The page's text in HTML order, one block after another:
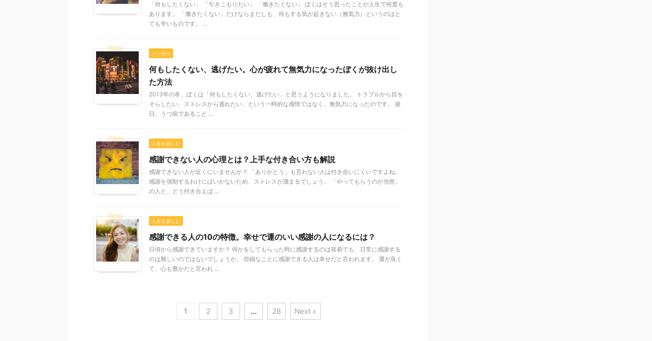
「何もしたくない」 「引きこもりたい」 「働きたくない」 ぼくはそう思ったことが人生で何度も
あります。 「働きたくない」だけならまだしも、何もする気が起きない（無気力）というのはと
ても辛いものです。 ...
メンタル
何もしたくない、逃げたい。心が疲れて無気力になったぼくが抜け出し
た方法
2013年の冬、ぼくは「何もしたくない、逃げたい」と思うようになりました。 トラブルから目を
そらしたい、ストレスから逃れたい、という一時的な感情ではなく、無気力になったのです。 後
日、うつ病であること ...
人生を楽しむ
感謝できない人の心理とは？上手な付き合い方も解説
感謝できない人が近くにいませんか？ 「ありがとう」も言わない人は付き合いにくいですよね。
感謝を強制するわけにはいかないため、ストレスが溜まるでしょう。 「やってもらうのが当然」
の人と、どう付き合えば ...
人生を楽しむ
感謝できる人の10の特徴。幸せで運のいい感謝の人になるには？
日頃から感謝できていますか？ 何かをしてもらった時に感謝するのは容易でも、日常に感謝する
のは難しいのではないでしょうか。 些細なことに感謝できる人は幸せだと言われます。 運が良く
て、心も豊かだと言われ ...
1 2 3 … 28 Next »